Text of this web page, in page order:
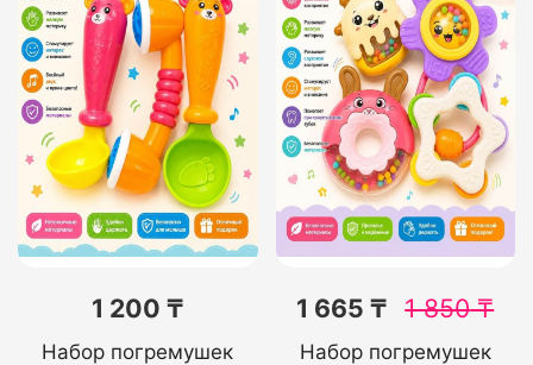
1 200 ₸
Набор погремушек
1 665 ₸ 1 850₸
Набор погремушек